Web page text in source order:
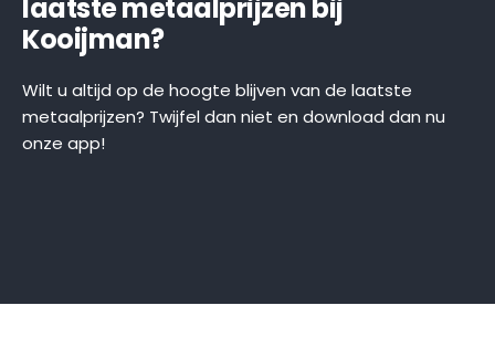
laatste metaalprijzen bij
Kooijman?
Wilt u altijd op de hoogte blijven van de laatste
metaalprijzen? Twijfel dan niet en download dan nu
onze app!